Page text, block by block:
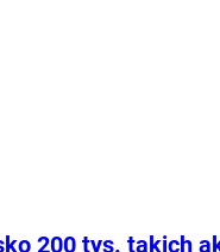
200 tys. takich